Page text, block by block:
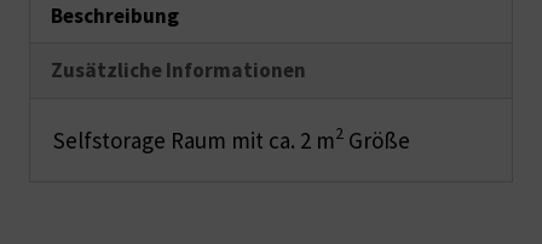
Beschreibung
Zusätzliche Informationen
Selfstorage Raum mit ca. 2 m2 Größe